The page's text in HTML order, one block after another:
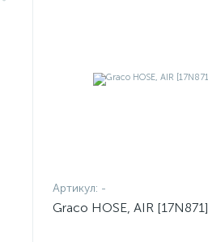
Артикул: -
Graco HOSE, AIR [17N871]